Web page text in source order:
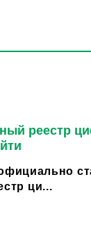
реестр
ци...